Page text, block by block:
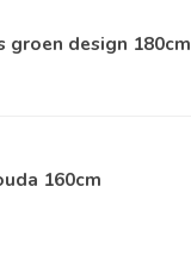
design 180cm
160cm